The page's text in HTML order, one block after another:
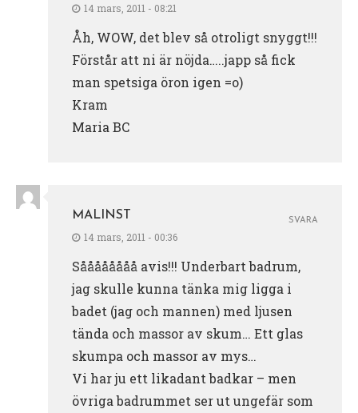
14 mars, 2011 - 08:21
Åh, WOW, det blev så otroligt snyggt!!!
Förstår att ni är nöjda…..japp så fick
man spetsiga öron igen =o)
Kram
Maria BC
MALINST
14 mars, 2011 - 00:36
Såååååååå avis!!! Underbart badrum,
jag skulle kunna tänka mig ligga i
badet (jag och mannen) med ljusen
tända och massor av skum… Ett glas
skumpa och massor av mys…
Vi har ju ett likadant badkar – men
övriga badrummet ser ut ungefär som
SVARA